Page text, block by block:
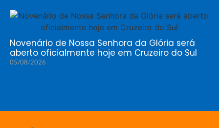
Novenário de Nossa Senhora da Glória será
aberto oficialmente hoje em Cruzeiro do Sul
05/08/2026